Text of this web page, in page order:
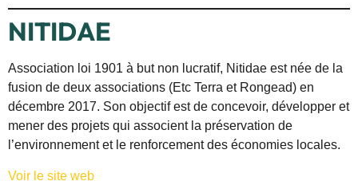
NITIDAE
Association loi 1901 à but non lucratif, Nitidae est née de la
fusion de deux associations (Etc Terra et Rongead) en
décembre 2017. Son objectif est de concevoir, développer et
mener des projets qui associent la préservation de
l’environnement et le renforcement des économies locales.
Voir le site web